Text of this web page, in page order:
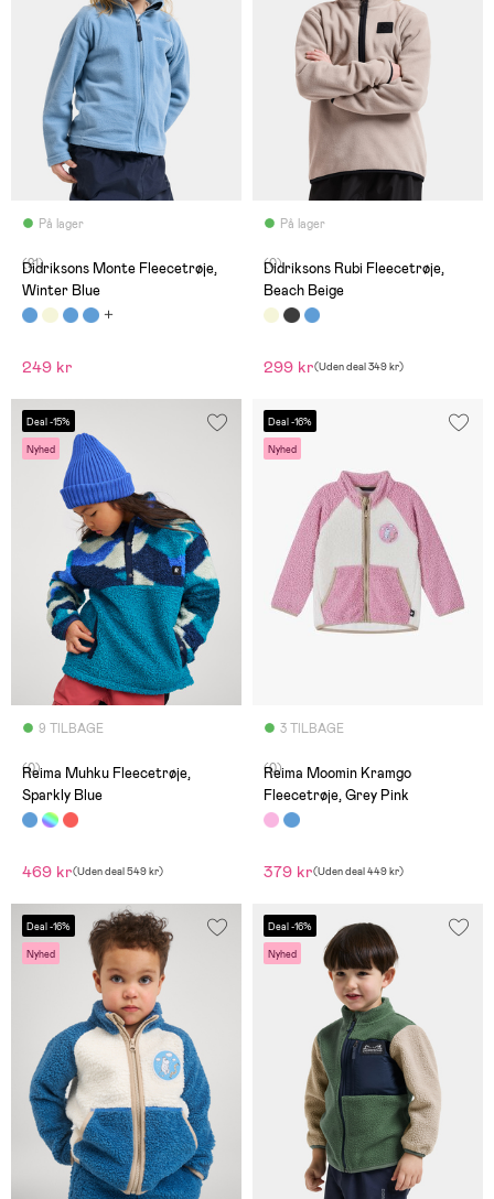
På lager
(21)
Didriksons Monte Fleecetrøje,
Winter Blue
249 kr
På lager
(0)
Didriksons Rubi Fleecetrøje,
Beach Beige
299 kr(Uden deal349 kr)
Deal -15%
Nyhed
9 TILBAGE
(0)
Reima Muhku Fleecetrøje,
Sparkly Blue
469 kr(Uden deal549 kr)
Deal -16%
Nyhed
3 TILBAGE
(0)
Reima Moomin Kramgo
Fleecetrøje, Grey Pink
379 kr(Uden deal449 kr)
Deal -16%
Nyhed
Deal -16%
Nyhed